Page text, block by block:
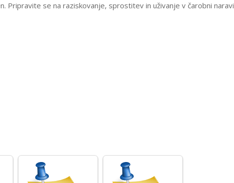
Pripravite se na raziskovanje, sprostitev in uživanje v čarobni naravi